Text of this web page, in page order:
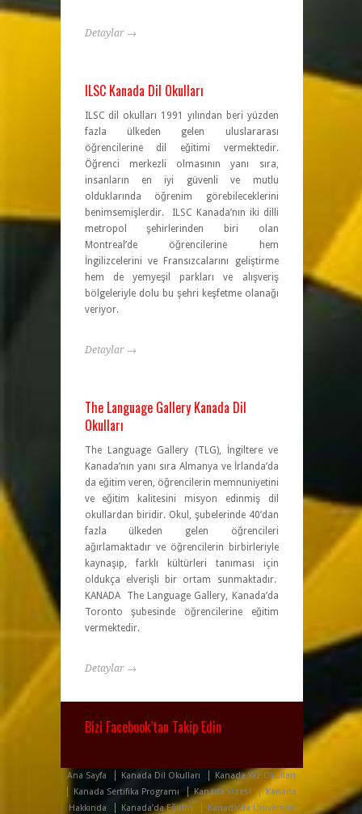
Detaylar →
ILSC Kanada Dil Okulları
ILSC dil okulları 1991 yılından beri yüzden
fazla ülkeden gelen uluslararası
öğrencilerine dil eğitimi vermektedir.
Öğrenci merkezli olmasının yanı sıra,
insanların en iyi güvenli ve mutlu
olduklarında öğrenim görebileceklerini
benimsemişlerdir. ILSC Kanada’nın iki dilli
metropol şehirlerinden biri olan
Montreal’de öğrencilerine hem
İngilizcelerini ve Fransızcalarını geliştirme
hem de yemyeşil parkları ve alışveriş
bölgeleriyle dolu bu şehri keşfetme olanağı
veriyor.
Detaylar →
The Language Gallery Kanada Dil
Okulları
The Language Gallery (TLG), İngiltere ve
Kanada’nın yanı sıra Almanya ve İrlanda’da
da eğitim veren, öğrencilerin memnuniyetini
ve eğitim kalitesini misyon edinmiş dil
okullardan biridir. Okul, şubelerinde 40’dan
fazla ülkeden gelen öğrencileri
ağırlamaktadır ve öğrencilerin birbirleriyle
kaynaşıp, farklı kültürleri tanıması için
oldukça elverişli bir ortam sunmaktadır.
KANADA The Language Gallery, Kanada’da
Toronto şubesinde öğrencilerine eğitim
vermektedir.
Detaylar →
Bizi Facebook’tan Takip Edin
Ana Sayfa Kanada Dil Okulları
Kanada Yaz Okulları
Kanada Sertifika Programı
Kanada Vizesi
Kanada
Hakkında
Kanada’da Eğitim Kanada’da Üniversite